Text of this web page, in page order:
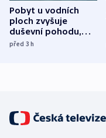
Pobyt u vodních
ploch zvyšuje
duševní pohodu,
ukázala
před 3h